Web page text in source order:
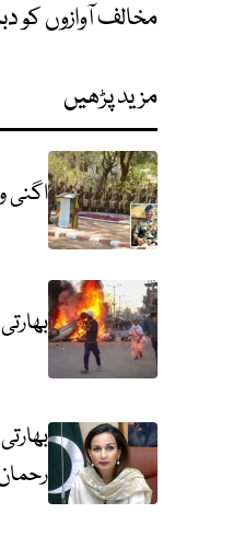
مخالف آوازوں کو
مزید پڑھیں
اگنی